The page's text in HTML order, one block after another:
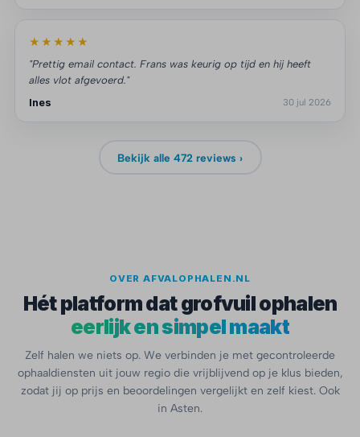
★★★★★
"Prettig email contact. Frans was keurig op tijd en hij heeft
alles vlot afgevoerd."
Ines
30 jul 2026
Bekijk alle 472 reviews ›
OVER AFVALOPHALEN.NL
Hét platform dat grofvuil ophalen
eerlijk en simpel maakt
Zelf halen we niets op. We verbinden je met gecontroleerde
ophaaldiensten uit jouw regio die vrijblijvend op je klus bieden,
zodat jij op prijs en beoordelingen vergelijkt en zelf kiest. Ook
in Asten.